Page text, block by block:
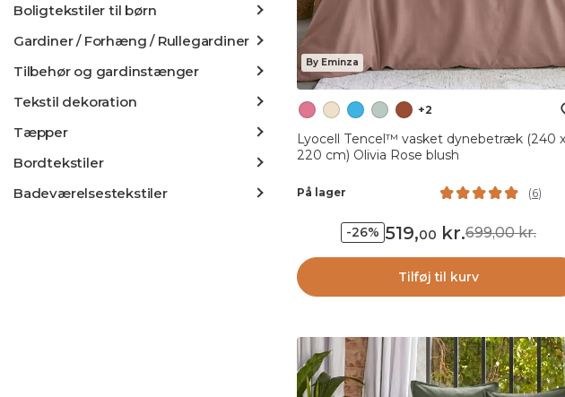
Boligtekstiler til børn
Gardiner / Forhæng / Rullegardiner
Tilbehør og gardinstænger
Tekstil dekoration
Tæpper
Bordtekstiler
Badeværelsestekstiler
By Eminza
+2
Lyocell Tencel™ vasket dynebetræk (240 x
220 cm) Olivia Rose blush
På lager (6)
-26% 519,00 kr.699,00 kr.
Tilføj til kurv